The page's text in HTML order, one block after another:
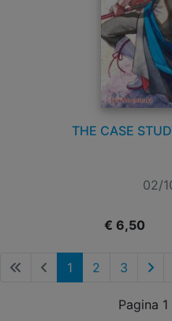
THE CASE
02/
€ 6,50
1 2 3
Pagina